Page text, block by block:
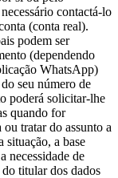
contactá-lo
(conta real).
podem ser
(dependendo
WhatsApp)
seu número de
poderá solicitar-lhe
quando for
ou tratar do assunto a
situação, a base
necessidade de
titular dos dados